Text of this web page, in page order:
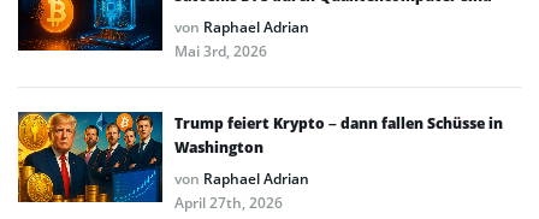
von Raphael Adrian
Mai 3rd, 2026
Trump feiert Krypto – dann fallen Schüsse in
Washington
von Raphael Adrian
April 27th, 2026